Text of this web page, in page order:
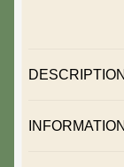
DESCRIPTION